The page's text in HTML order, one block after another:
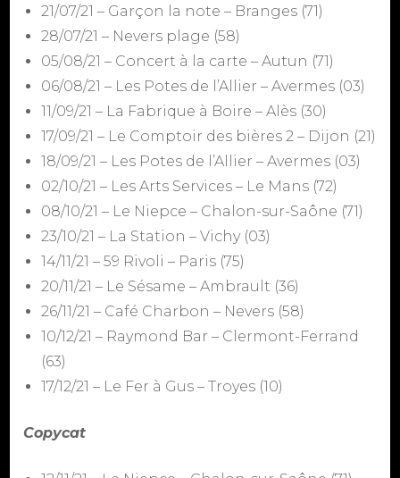
21/07/21 – Garçon la note – Branges (71)
28/07/21 – Nevers plage (58)
05/08/21 – Concert à la carte – Autun (71)
06/08/21 – Les Potes de l’Allier – Avermes (03)
11/09/21 – La Fabrique à Boire – Alès (30)
17/09/21 – Le Comptoir des bières 2 – Dijon (21)
18/09/21 – Les Potes de l’Allier – Avermes (03)
02/10/21 – Les Arts Services – Le Mans (72)
08/10/21 – Le Niepce – Chalon-sur-Saône (71)
23/10/21 – La Station – Vichy (03)
14/11/21 – 59 Rivoli – Paris (75)
20/11/21 – Le Sésame – Ambrault (36)
26/11/21 – Café Charbon – Nevers (58)
10/12/21 – Raymond Bar – Clermont-Ferrand
(63)
17/12/21 – Le Fer à Gus – Troyes (10)
Copycat